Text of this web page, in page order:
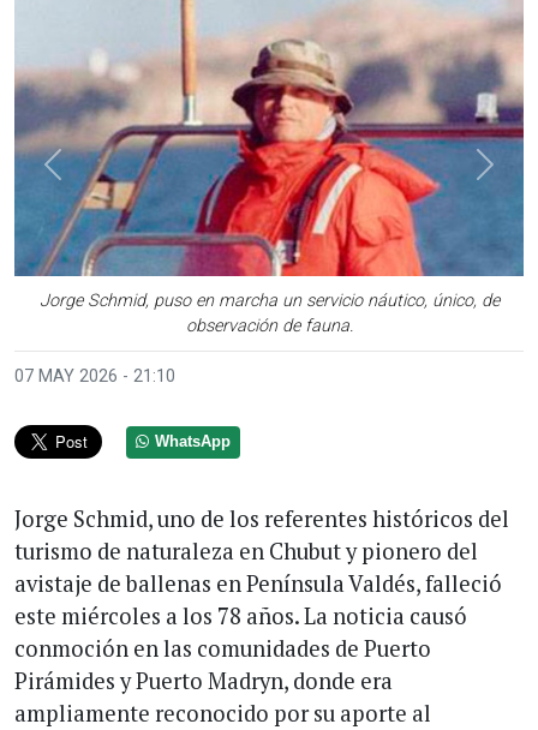
Jorge Schmid, puso en marcha un servicio náutico, único, de
observación de fauna.
Anterior
07 MAY 2026 - 21:10
WhatsApp
Jorge Schmid, uno de los referentes históricos del
turismo de naturaleza en Chubut y pionero del
avistaje de ballenas en Península Valdés, falleció
este miércoles a los 78 años. La noticia causó
conmoción en las comunidades de Puerto
Pirámides y Puerto Madryn, donde era
ampliamente reconocido por su aporte al